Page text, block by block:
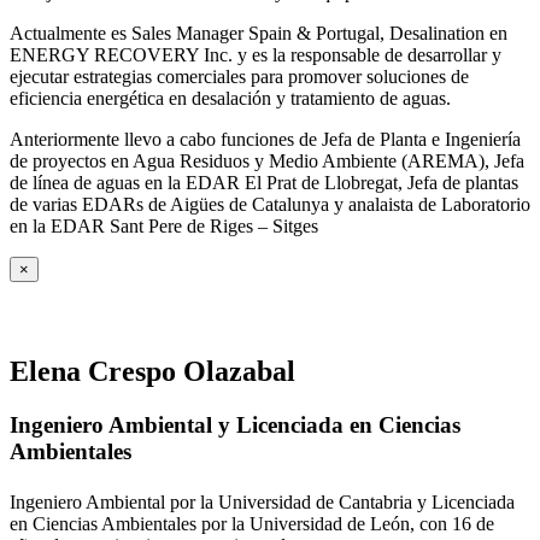
Actualmente es Sales Manager Spain & Portugal, Desalination en
ENERGY RECOVERY Inc. y es la responsable de desarrollar y
ejecutar estrategias comerciales para promover soluciones de
eficiencia energética en desalación y tratamiento de aguas.
Anteriormente llevo a cabo funciones de Jefa de Planta e Ingeniería
de proyectos en Agua Residuos y Medio Ambiente (AREMA), Jefa
de línea de aguas en la EDAR El Prat de Llobregat, Jefa de plantas
de varias EDARs de Aigües de Catalunya y analaista de Laboratorio
en la EDAR Sant Pere de Riges – Sitges
×
Elena Crespo Olazabal
Ingeniero Ambiental y Licenciada en Ciencias
Ambientales
Ingeniero Ambiental por la Universidad de Cantabria y Licenciada
en Ciencias Ambientales por la Universidad de León, con 16 de